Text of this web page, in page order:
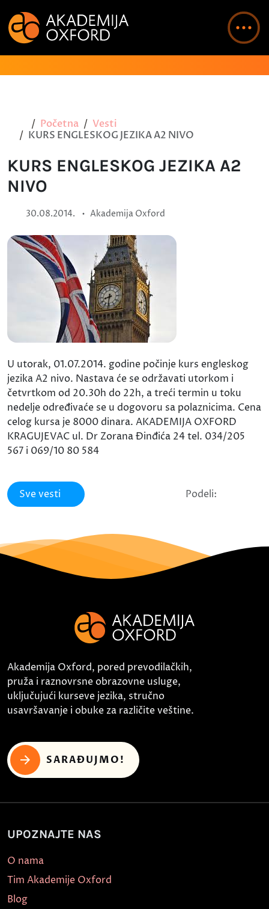
Početna
Vesti
KURS ENGLESKOG JEZIKA A2 NIVO
KURS ENGLESKOG JEZIKA A2
NIVO
30.08.2014. • Akademija Oxford
U utorak, 01.07.2014. godine počinje kurs engleskog
jezika A2 nivo. Nastava će se održavati utorkom i
četvrtkom od 20.30h do 22h, a treći termin u toku
nedelje određivaće se u dogovoru sa polaznicima. Cena
celog kursa je 8000 dinara. AKADEMIJA OXFORD
KRAGUJEVAC ul. Dr Zorana Đinđića 24 tel. 034/205
567 i 069/10 80 584
Sve vesti Podeli:
Akademija Oxford, pored prevodilačkih,
pruža i raznovrsne obrazovne usluge,
uključujući kurseve jezika, stručno
usavršavanje i obuke za različite veštine.
SARAĐUJMO!
UPOZNAJTE NAS
O nama
Tim Akademije Oxford
Blog